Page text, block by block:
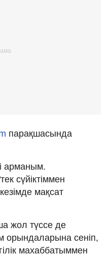
парақшасында
арманым.
сүйіктіммен
мақсат
жол түссе де
сеніп,
махаббатыммен